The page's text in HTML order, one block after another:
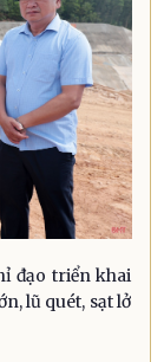
đạo triển khai
lũ quét, sạt lở